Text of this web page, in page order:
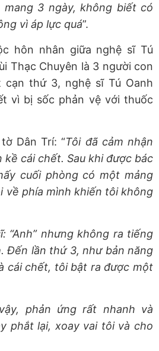
3 ngày, không biết có
vì áp lực quá”.
hôn nhân giữa nghệ sĩ Tú
Thạc Chuyên là 3 người con
cạn thứ 3, nghệ sĩ Tú Oanh
vì bị sốc phản vệ với thuốc
Dân Trí: “Tôi đã cảm nhận
kề cái chết. Sau khi được bác
cuối phòng có một mảng
về phía mình khiến tôi không
“Anh” nhưng không ra tiếng
Đến lần thứ 3, như bản năng
cái chết, tôi bật ra được một
phản ứng rất nhanh và
phắt lại, xoay vai tôi và cho